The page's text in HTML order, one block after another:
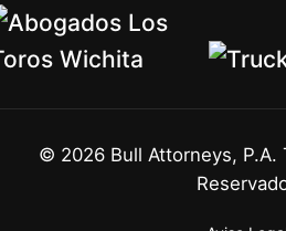
© 2026 Bull Attorneys, P.A.